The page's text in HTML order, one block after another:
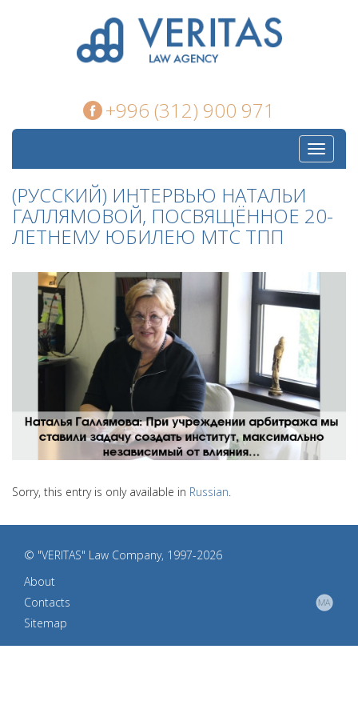
+996 (312) 900 971
Toggle
(РУССКИЙ) ИНТЕРВЬЮ НАТАЛЬИ
ГАЛЛЯМОВОЙ, ПОСВЯЩЁННОЕ 20-
ЛЕТНЕМУ ЮБИЛЕЮ МТС ТПП
Sorry, this entry is only available in Russian.
© "VERITAS" Law Company, 1997-2026
About
Contacts
Sitemap